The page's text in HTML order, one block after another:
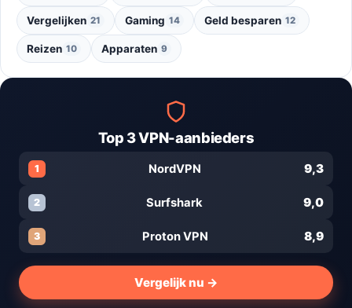
Vergelijken 21 Gaming 14 Geld besparen 12
Reizen 10 Apparaten 9
Top 3 VPN-aanbieders
1 NordVPN 9,3
2 Surfshark 9,0
3 Proton VPN 8,9
Vergelijk nu →